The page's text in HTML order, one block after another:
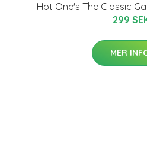
Hot One's The Classic
299
MER